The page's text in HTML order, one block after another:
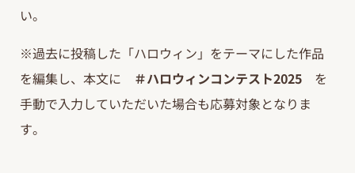
い。
※過去に投稿した「ハロウィン」をテーマにした作品
を編集し、本文に ＃ハロウィンコンテスト2025を
手動で入力していただいた場合も応募対象となりま
す。